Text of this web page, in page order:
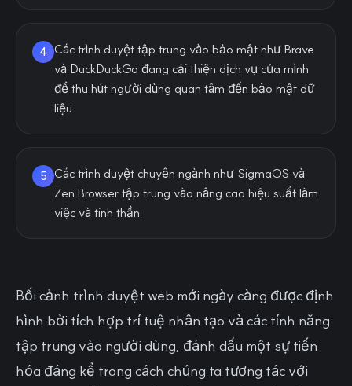
4
Các trình duyệt tập trung vào bảo mật như Brave
và DuckDuckGo đang cải thiện dịch vụ của mình
để thu hút người dùng quan tâm đến bảo mật dữ
liệu.
5
Các trình duyệt chuyên ngành như SigmaOS và
Zen Browser tập trung vào nâng cao hiệu suất làm
việc và tinh thần.
Bối cảnh trình duyệt web mới ngày càng được định
hình bởi tích hợp trí tuệ nhân tạo và các tính năng
tập trung vào người dùng, đánh dấu một sự tiến
hóa đáng kể trong cách chúng ta tương tác với